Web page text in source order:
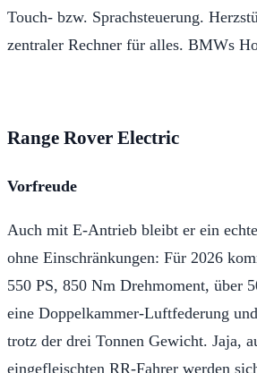
Touch- bzw. Sprachsteuerung.
zentraler Rechner für alles. BMWs
Range Rover Electric
Vorfreude
Auch mit E-Antrieb bleibt er ein
ohne Einschränkungen: Für 2026
550 PS, 850 Nm Drehmoment, über
eine Doppelkammer-Luftfederung
trotz der drei Tonnen Gewicht. Jaja,
eingefleischten RR-Fahrer werden